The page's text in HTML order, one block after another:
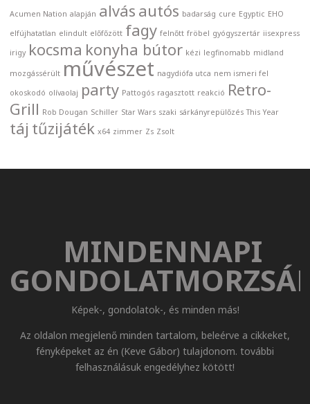
Acumen Nation alapján alvás autós badarság cure Egyptic EHO
elfújhatatlan elindult előfőzött fagy felnőtt fröbel gyógyszertár iisexpress
irigy kocsma konyha bútor kézi legfinomabb midland
mozgássérült művészet nagydiófa utca nem ismeri fel
okoskodó olívaolaj party Pattogós ragasztott reakció Retro-
Grill Rob Dougan Schiller Star Wars szaki sárkányrepülőzés This Year
táj tűzijáték x64 zimmer Zs Zsolt
MINDENNAPI
Képek-, gondolatok-, és minden más!
Az oldalon megjelenő minden tartalom, beleérve a cikkeket,
fényképeket az én (Keve Gábor) tulajdonom. további
felhasználásuk engedélyhez kötött!